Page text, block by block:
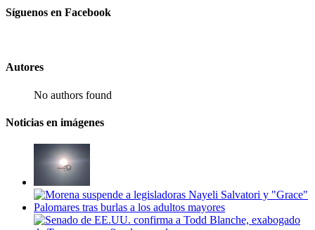
Síguenos en Facebook
Autores
No authors found
Noticias en imágenes